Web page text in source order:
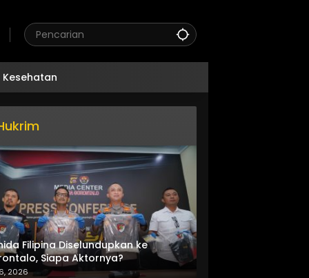
Kesehatan
Filipina Diselundupkan ke
Siapa Aktornya?
2026